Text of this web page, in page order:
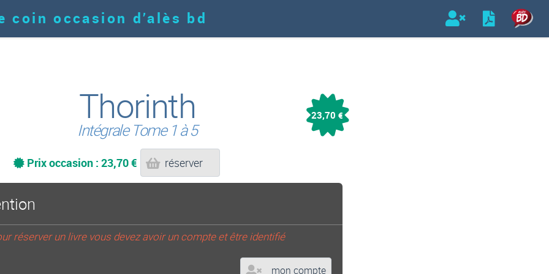
coin occasion d’alès bd
Thorinth
Intégrale Tome 1 à 5
23,70€
Prix occasion : 23,70 € réserver
réserver un livre vous devez avoir un compte et être identifié
mon compte